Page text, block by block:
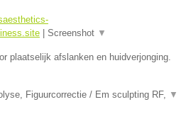
Screenshot ▼
plaatselijk afslanken en huidverjonging.
Figuurcorrectie / Em sculpting RF, ▼